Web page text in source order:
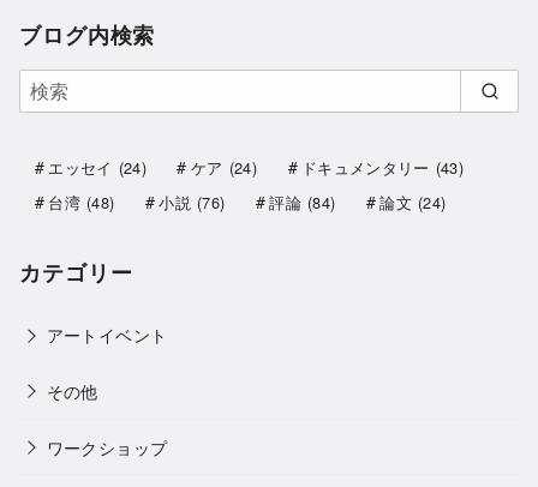
ブログ内検索
エッセイ (24) ケア (24) ドキュメンタリー (43)
台湾 (48) 小説 (76) 評論 (84) 論文 (24)
カテゴリー
アートイベント
その他
ワークショップ